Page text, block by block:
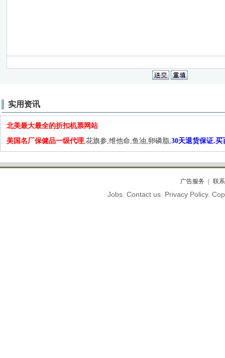
实用资讯
北美最大最全的折扣机票网站
美国名厂保健品一级代理,花旗参,维他命,鱼油,卵磷脂,30天退货保证.买
广告服务 联
Jobs. Contact us. Privacy Policy.